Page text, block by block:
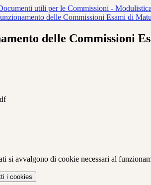
utili per le Commissioni - Modulistica
delle Commissioni Esami di
delle Commissioni
si avvalgono di cookie necessari al
i cookies